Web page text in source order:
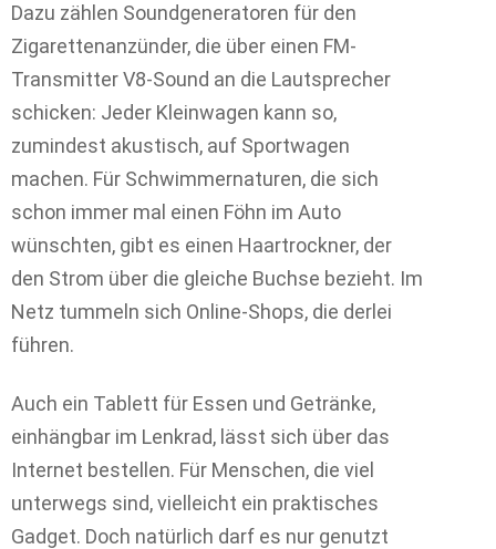
Dazu zählen Soundgeneratoren für den
Zigarettenanzünder, die über einen FM-
Transmitter V8-Sound an die Lautsprecher
schicken: Jeder Kleinwagen kann so,
zumindest akustisch, auf Sportwagen
machen. Für Schwimmernaturen, die sich
schon immer mal einen Föhn im Auto
wünschten, gibt es einen Haartrockner, der
den Strom über die gleiche Buchse bezieht. Im
Netz tummeln sich Online-Shops, die derlei
führen.
Auch ein Tablett für Essen und Getränke,
einhängbar im Lenkrad, lässt sich über das
Internet bestellen. Für Menschen, die viel
unterwegs sind, vielleicht ein praktisches
Gadget. Doch natürlich darf es nur genutzt